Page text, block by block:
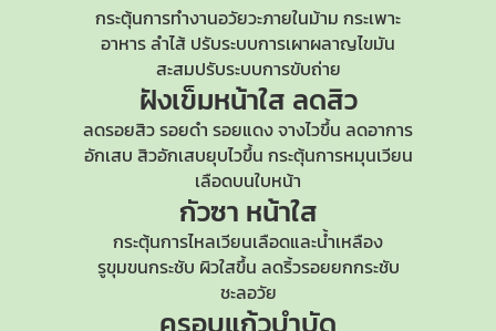
กระตุ้นการทำงานอวัยวะภายในม้าม กระเพาะ
อาหาร ลำไส้ ปรับระบบการเผาผลาญไขมัน
สะสมปรับระบบการขับถ่าย
ฝังเข็มหน้าใส ลดสิว
ลดรอยสิว รอยดำ รอยแดง จางไวขึ้น ลดอาการ
อักเสบ สิวอักเสบยุบไวขึ้น กระตุ้นการหมุนเวียน
เลือดบนใบหน้า
กัวซา หน้าใส
กระตุ้นการไหลเวียนเลือดและน้ำเหลือง
รูขุมขนกระชับ ผิวใสขึ้น ลดริ้วรอยยกกระชับ
ชะลอวัย